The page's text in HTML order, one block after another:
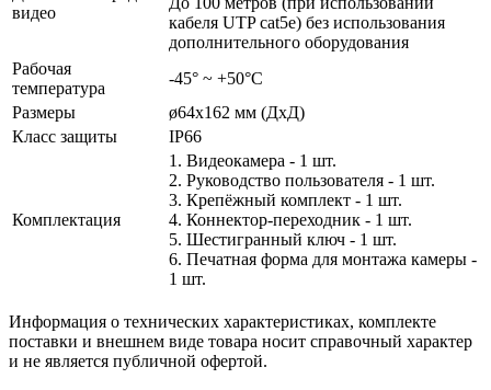
видео
кабеля UTP cat5e) без использования
дополнительного оборудования
Рабочая
температура
-45° ~ +50°С
Размеры
ø64х162 мм (ДхД)
Класс защиты
IP66
Комплектация
1. Видеокамера - 1 шт.
2. Руководство пользователя - 1 шт.
3. Крепёжный комплект - 1 шт.
4. Коннектор-переходник - 1 шт.
5. Шестигранный ключ - 1 шт.
6. Печатная форма для монтажа камеры -
1 шт.
Информация о технических характеристиках, комплекте
поставки и внешнем виде товара носит справочный характер
и не является публичной офертой.